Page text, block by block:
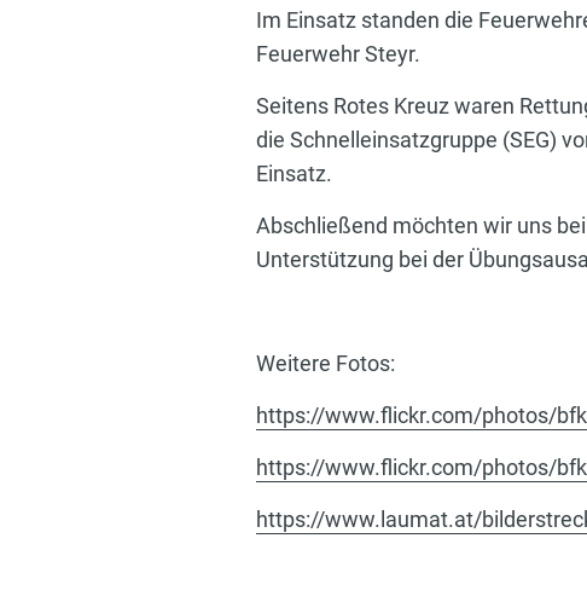
Im Einsatz standen die
Feuerwehr Steyr.
Seitens Rotes Kreuz waren
die Schnelleinsatzgruppe (SEG)
Einsatz.
Abschließend möchten wir uns
Unterstützung bei der
Weitere Fotos:
https://www.flickr.com/photos/
https://www.flickr.com/photos/
https://www.laumat.at/